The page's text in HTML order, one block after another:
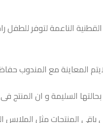
الناعمة لتوفر للطفل
المعاينة مع المندوب
السليمة و ان المنتج
المنتجات مثل الملابس